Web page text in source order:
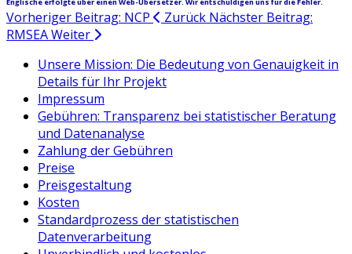
Vorheriger Beitrag: NCP Zurück Nächster Beitrag:
RMSEAWeiter
Unsere Mission: Die Bedeutung von Genauigkeit in
Details für Ihr Projekt
Impressum
Gebühren: Transparenz bei statistischer Beratung
und Datenanalyse
Zahlung der Gebühren
Preise
Preisgestaltung
Kosten
Standardprozess der statistischen
Datenverarbeitung